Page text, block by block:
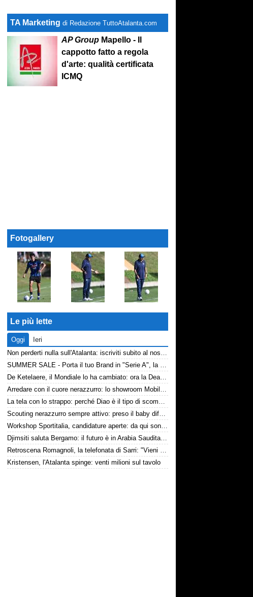
TA Marketing di Redazione TuttoAtalanta.com
AP Group Mapello - Il
cappotto fatto a regola
d'arte: qualità certificata
ICMQ
Fotogallery
Le più lette
Oggi
Ieri
Non perderti nulla sull'Atalanta: iscriviti subito al nostro canale WhatsApp!
SUMMER SALE - Porta il tuo Brand in "Serie A", la tua azienda e professione titolare nel cuore dell'Atalanta
De Ketelaere, il Mondiale lo ha cambiato: ora la Dea riparte da lui
Arredare con il cuore nerazzurro: lo showroom Mobilmondo a Osio Sotto. Quando essere di fede atalantina conviene
La tela con lo strappo: perché Diao è il tipo di scommessa che Giuntoli ama
Scouting nerazzurro sempre attivo: preso il baby difensore 2010 Levačić
Workshop Sportitalia, candidature aperte: da qui sono passate firme di Serie A
Djimsiti saluta Bergamo: il futuro è in Arabia Saudita! Tre milioni e firma biennale
Retroscena Romagnoli, la telefonata di Sarri: "Vieni con me a Bergamo"
Kristensen, l'Atalanta spinge: venti milioni sul tavolo